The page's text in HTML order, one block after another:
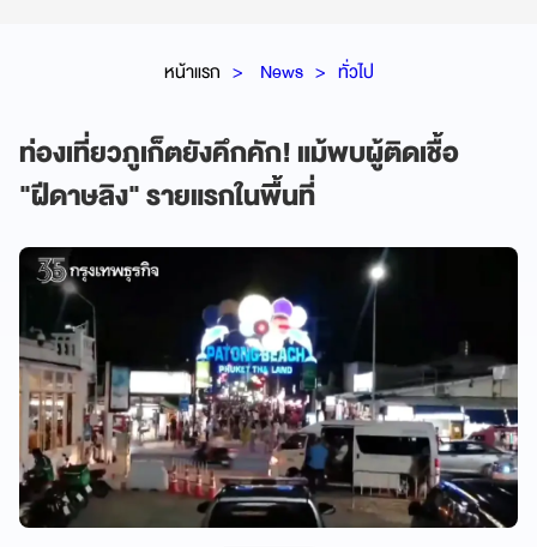
หน้าแรก News ทั่วไป
ท่องเที่ยวภูเก็ตยังคึกคัก! แม้พบผู้ติดเชื้อ
"ฝีดาษลิง" รายแรกในพื้นที่